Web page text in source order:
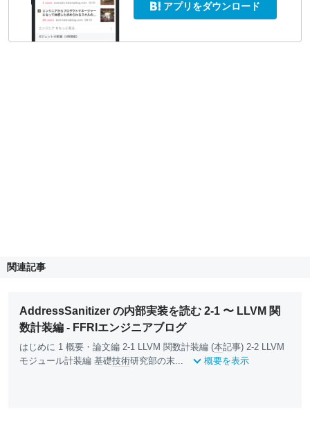
アプリをダウンロード
関連記事
AddressSanitizer の内部実装を読む 2-1 〜 LLVM 関
数計装編 - FFRIエンジニアブログ
はじめに 1 概要・論文編 2-1 LLVM 関数計装編 (本記事) 2-2 LLVM
モジュール計装編 基礎技術研究部の末... 概要を表示